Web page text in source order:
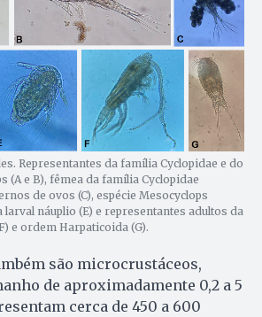
Representantes da família Cyclopidae e do
(A e B), fêmea da família Cyclopidae
de ovos (C), espécie Mesocyclops
náuplio (E) e representantes adultos da
e ordem Harpaticoida (G).
são microcrustáceos,
de aproximadamente 0,2 a 5
cerca de 450 a 600